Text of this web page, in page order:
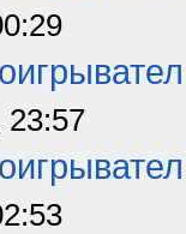
23:57